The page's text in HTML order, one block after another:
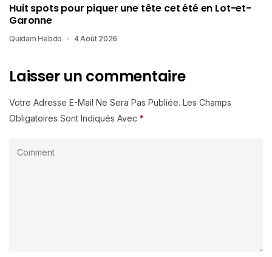
Huit spots pour piquer une tête cet été en Lot-et-
Garonne
Quidam Hebdo 4 Août 2026
Laisser un commentaire
Votre Adresse E-Mail Ne Sera Pas Publiée. Les Champs
Obligatoires Sont Indiqués Avec *